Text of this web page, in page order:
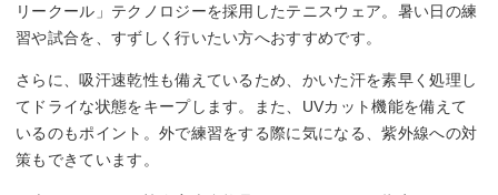
リークール」テクノロジーを採用したテニスウェア。暑い日の練
習や試合を、すずしく行いたい方へおすすめです。
さらに、吸汗速乾性も備えているため、かいた汗を素早く処理し
てドライな状態をキープします。また、UVカット機能を備えて
いるのもポイント。外で練習をする際に気になる、紫外線への対
策もできています。